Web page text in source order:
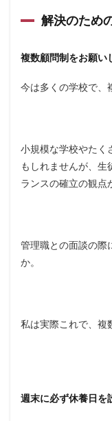
解決のため
複数顧問制をお願い
今は多くの学校で、
小規模な学校やたく
もしれませんが、生
ランスの確立の観点
管理職との面談の際
か。
私は実際これで、複
週末に必ず休養日を